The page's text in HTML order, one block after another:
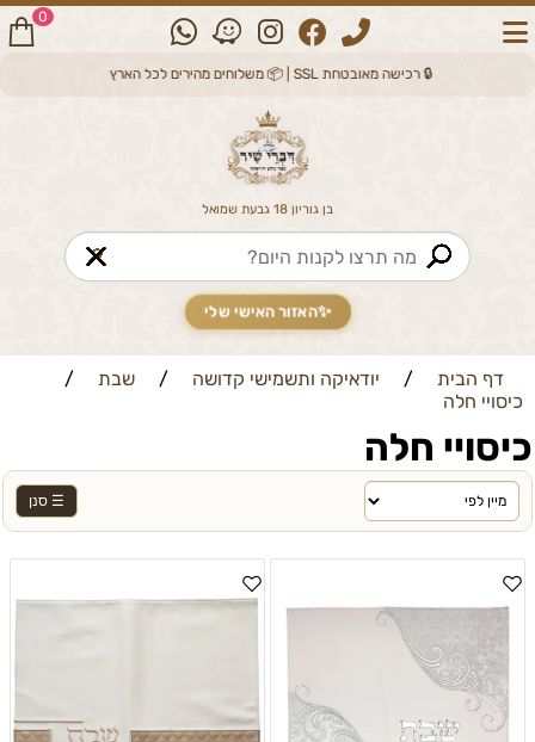
🔒 רכישה מאובטחת SSL | 📦 משלוחים מהירים לכל הארץ
בן גוריון 18 גבעת שמואל
🔎
✨האזור האישי שלי
0
דף הבית / יודאיקה ותשמישי קדושה / שבת
/
כיסויי חלה
כיסויי חלה
☰ סנן